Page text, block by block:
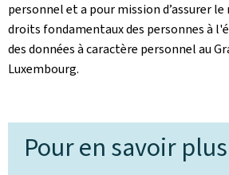
personnel et a pour mission d’assurer
droits fondamentaux des personnes à
des données à caractère personnel au
Luxembourg.
Pour en savoir plus